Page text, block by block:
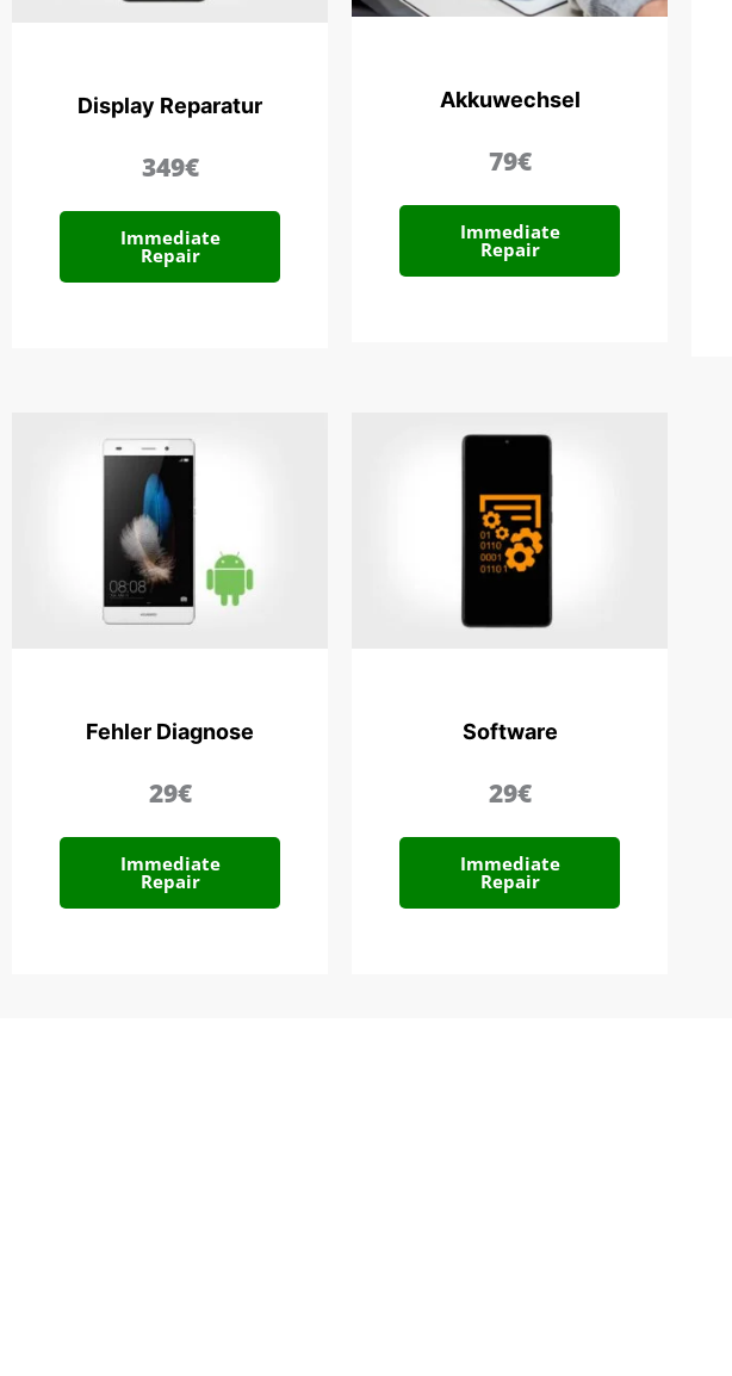
Display Reparatur
349€
Immediate
Repair
Akkuwechsel
79€
Immediate
Repair
Fehler Diagnose
29€
Immediate
Repair
Software
29€
Immediate
Repair